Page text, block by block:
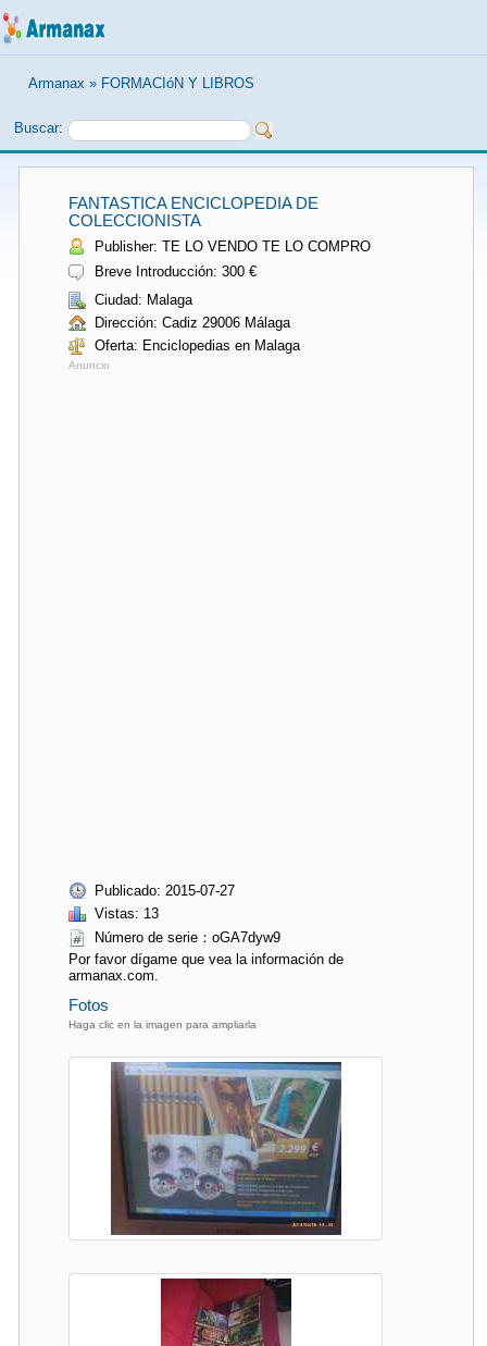
Armanax » FORMACIóN Y LIBROS
Buscar:
FANTASTICA ENCICLOPEDIA DE
COLECCIONISTA
Publisher: TE LO VENDO TE LO COMPRO
Breve Introducción: 300 €
Ciudad: Malaga
Dirección: Cadiz 29006 Málaga
Oferta: Enciclopedias en Malaga
Anuncio
Publicado: 2015-07-27
Vistas: 13
Número de serie：oGA7dyw9
Por favor dígame que vea la información de
armanax.com.
Fotos
Haga clic en la imagen para ampliarla